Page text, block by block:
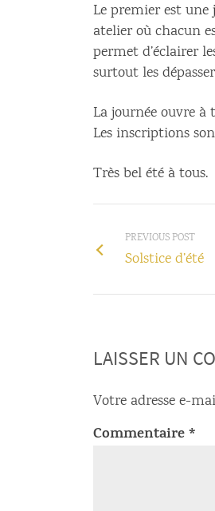
Le premier est une
atelier où chacun
permet d’éclairer
surtout les
La journée ouvre à
Les inscriptions
Très bel été à tous.
PREVIOUS POST
Solstice d’été
LAISSER UN
Votre adresse e-
Commentaire*